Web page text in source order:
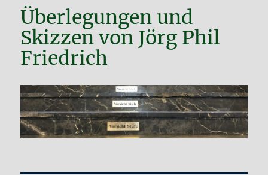
Überlegungen und
Skizzen von Jörg Phil
Friedrich